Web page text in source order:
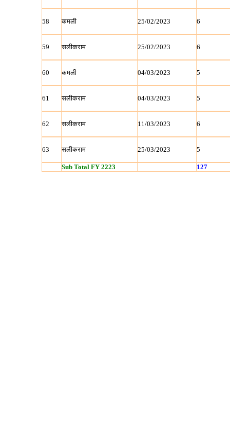
58 कमली 25/02/2023 6
59 सलीकराम 25/02/2023 6
60 कमली 04/03/2023 5
61 सलीकराम 04/03/2023 5
62 सलीकराम 11/03/2023 6
63 सलीकराम 25/03/2023 5
Sub Total FY 2223 127